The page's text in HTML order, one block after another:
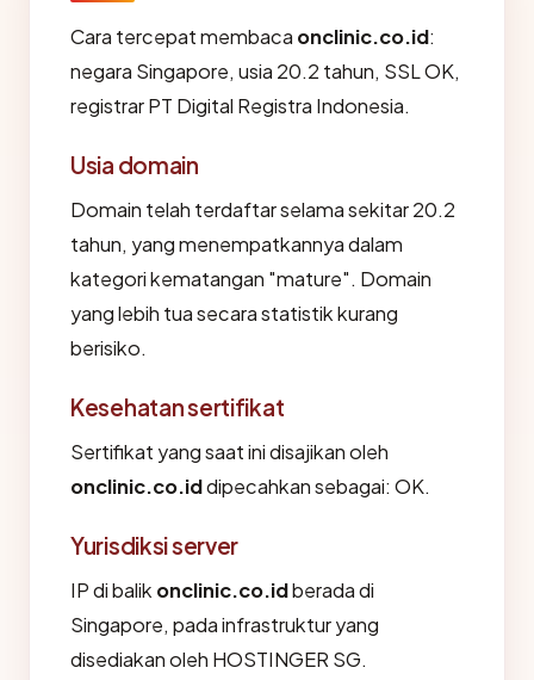
Cara tercepat membaca onclinic.co.id:
negara Singapore, usia 20.2 tahun, SSL OK,
registrar PT Digital Registra Indonesia.
Usia domain
Domain telah terdaftar selama sekitar 20.2
tahun, yang menempatkannya dalam
kategori kematangan "mature". Domain
yang lebih tua secara statistik kurang
berisiko.
Kesehatan sertifikat
Sertifikat yang saat ini disajikan oleh
onclinic.co.iddipecahkan sebagai: OK.
Yurisdiksi server
IP di balik onclinic.co.idberada di
Singapore, pada infrastruktur yang
disediakan oleh HOSTINGER SG.